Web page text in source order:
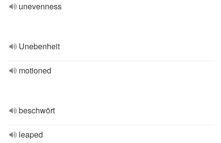
unevenness
Unebenheit
motioned
beschwört
leaped